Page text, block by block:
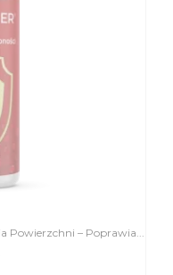
Powierzchni – Poprawia...